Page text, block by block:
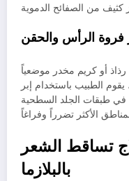
فروة الرأس والحقن
أو كريم مخدر موضعياً
الطبيب باستخدام إبر
في طبقات الجلد السطحية
تساقط الشعر
بالبلازما